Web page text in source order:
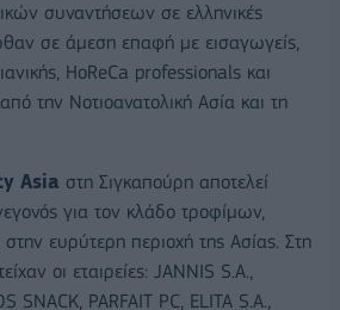
συναντήσεων σε ελληνικές
σε άμεση επαφή με εισαγωγείς,
HoReCa professionals και
την Νοτιοανατολική Ασία και τη
Asia στη Σιγκαπούρη αποτελεί
για τον κλάδο τροφίμων,
ευρύτερη περιοχή της Ασίας. Στη
οι εταιρείες: JANNIS S.A.,
SNACK, PARFAIT PC, ELITA S.A.,